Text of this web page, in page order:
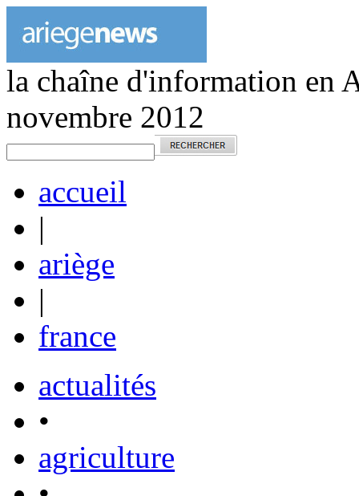
la chaîne d'information en
novembre 2012
accueil
|
ariège
|
france
actualités
•
agriculture